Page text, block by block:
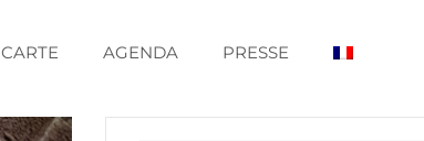
CARTE AGENDA PRESSE